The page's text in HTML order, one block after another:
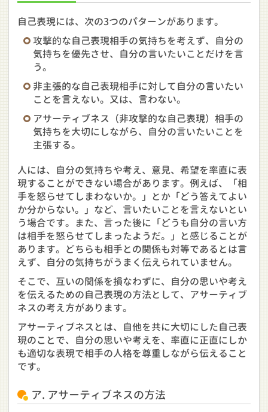
自己表現には、次の3つのパターンがあります。
攻撃的な自己表現相手の気持ちを考えず、自分の
気持ちを優先させ、自分の言いたいことだけを言
う。
非主張的な自己表現相手に対して自分の言いたい
ことを言えない。又は、言わない。
アサーティブネス（非攻撃的な自己表現） 相手の
気持ちを大切にしながら、自分の言いたいことを
主張する。
人には、自分の気持ちや考え、意見、希望を率直に表
現することができない場合があります。例えば、「相
手を怒らせてしまわないか。」とか「どう答えてよい
か分からない。」など、言いたいことを言えないとい
う場合です。また、言った後に「どうも自分の言い方
は相手を怒らせてしまったようだ。」と感じることが
あります。どちらも相手との関係も対等であるとは言
えず、自分の気持ちがうまく伝えられていません。
そこで、互いの関係を損なわずに、自分の思いや考え
を伝えるための自己表現の方法として、アサーティブ
ネスの考え方があります。
アサーティブネスとは、自他を共に大切にした自己表
現のことで、自分の思いや考えを、率直に正直にしか
も適切な表現で相手の人格を尊重しながら伝えること
です。
ア. アサーティブネスの方法